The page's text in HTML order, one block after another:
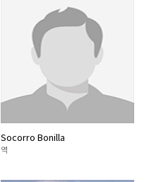
Socorro Bonilla
역